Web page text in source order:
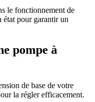
le fonctionnement de
état pour garantir un
pompe à
de base de votre
la régler efficacement.